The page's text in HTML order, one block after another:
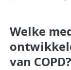
Welke
van COPD?